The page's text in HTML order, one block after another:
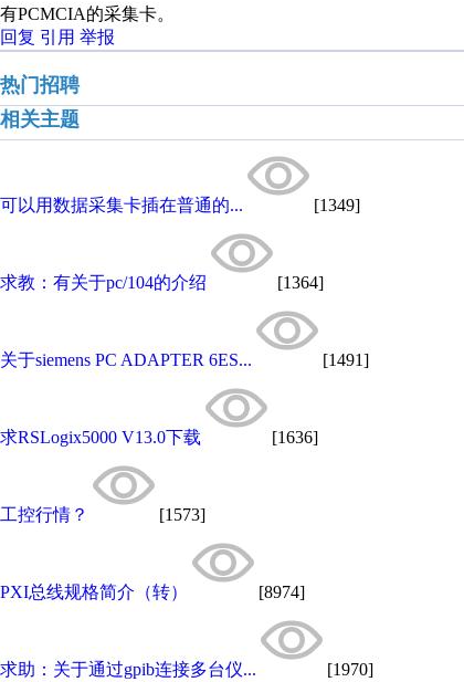
有PCMCIA的采集卡。
回复 引用 举报
热门招聘
相关主题
可以用数据采集卡插在普通的... [1349]
求教：有关于pc/104的介绍 [1364]
关于siemens PC ADAPTER 6ES... [1491]
求RSLogix5000 V13.0下载 [1636]
工控行情？ [1573]
PXI总线规格简介（转） [8974]
求助：关于通过gpib连接多台仪... [1970]